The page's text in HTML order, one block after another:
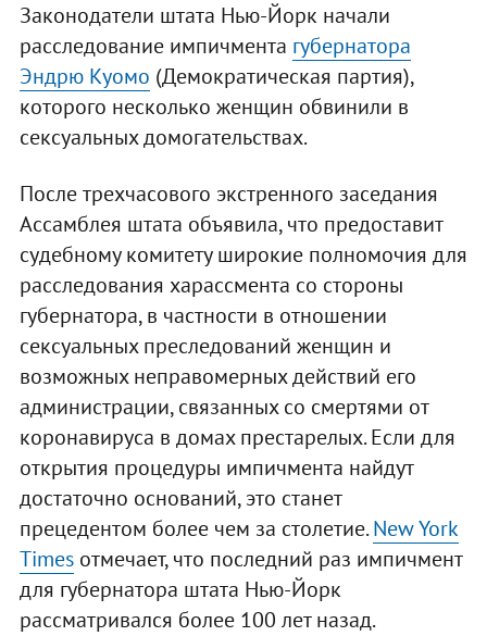
Законодатели штата Нью-Йорк начали
расследование импичмента губернатора
Эндрю Куомо (Демократическая партия),
которого несколько женщин обвинили в
сексуальных домогательствах.
После трехчасового экстренного заседания
Ассамблея штата объявила, что предоставит
судебному комитету широкие полномочия для
расследования харассмента со стороны
губернатора, в частности в отношении
сексуальных преследований женщин и
возможных неправомерных действий его
администрации, связанных со смертями от
коронавируса в домах престарелых. Если для
открытия процедуры импичмента найдут
достаточно оснований, это станет
прецедентом более чем за столетие.New York
Timesотмечает, что последний раз импичмент
для губернатора штата Нью-Йорк
рассматривался более 100 лет назад.